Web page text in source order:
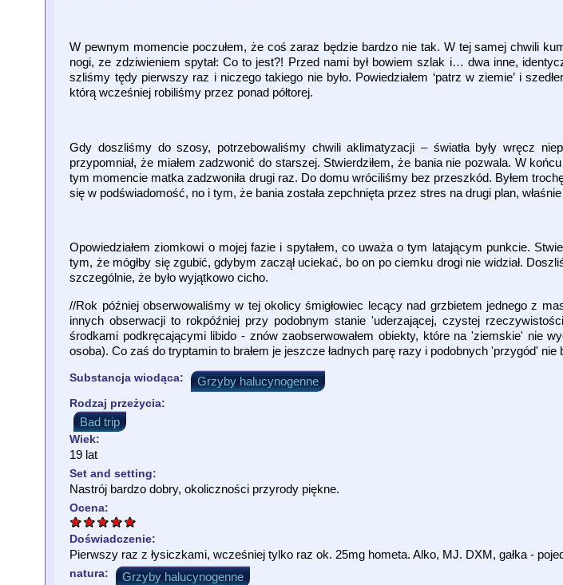
W pewnym momencie poczułem, że coś zaraz będzie bardzo nie tak. W tej samej chwili
nogi, ze zdziwieniem spytał: Co to jest?! Przed nami był bowiem szlak i… dwa inne,
szliśmy tędy pierwszy raz i niczego takiego nie było. Powiedziałem ‘patrz w ziemie’ i
którą wcześniej robiliśmy przez ponad półtorej.
Gdy doszliśmy do szosy, potrzebowaliśmy chwili aklimatyzacji – światła były wręcz
przypomniał, że miałem zadzwonić do starszej. Stwierdziłem, że bania nie pozwala. W
tym momencie matka zadzwoniła drugi raz. Do domu wróciliśmy bez przeszkód. Byłem
się w podświadomość, no i tym, że bania została zepchnięta przez stres na drugi plan,
Opowiedziałem ziomkowi o mojej fazie i spytałem, co uważa o tym latającym punkcie.
tym, że mógłby się zgubić, gdybym zaczął uciekać, bo on po ciemku drogi nie widział.
szczególnie, że było wyjątkowo cicho.
//Rok później obserwowaliśmy w tej okolicy śmigłowiec lecący nad grzbietem jednego z
innych obserwacji to rokpóźniej przy podobnym stanie 'uderzającej, czystej
środkami podkręcającymi libido - znów zaobserwowałem obiekty, które na 'ziemskie' nie
osoba). Co zaś do tryptamin to brałem je jeszcze ładnych parę razy i podobnych 'przygód' nie
Substancja wiodąca: Grzyby halucynogenne
Rodzaj przeżycia:
Bad trip
Wiek:
19 lat
Set and setting:
Nastrój bardzo dobry, okoliczności przyrody piękne.
Ocena:
Doświadczenie:
Pierwszy raz z łysiczkami, wcześniej tylko raz ok. 25mg hometa. Alko, MJ. DXM, gałka -
natura: Grzyby halucynogenne